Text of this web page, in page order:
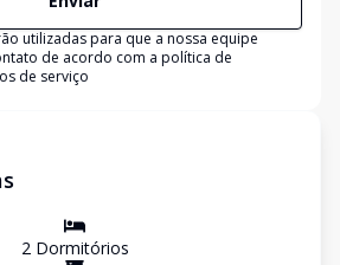
utilizadas para que a nossa equipe
de acordo com a política de
de serviço
2Dormitórios